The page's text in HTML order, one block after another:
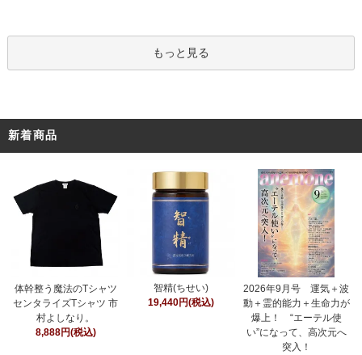
もっと見る
新着商品
体幹整う魔法のTシャツ
センタライズTシャツ 市
村よしなり。
8,888円(税込)
智精(ちせい)
19,440円(税込)
2026年9月号 運気＋波
動＋霊的能力＋生命力が
爆上！ “エーテル使
い”になって、高次元へ
突入！